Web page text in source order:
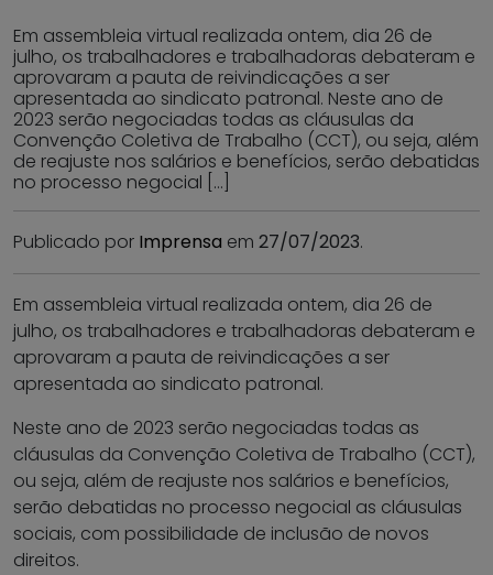
Em assembleia virtual realizada ontem, dia 26 de
julho, os trabalhadores e trabalhadoras debateram e
aprovaram a pauta de reivindicações a ser
apresentada ao sindicato patronal. Neste ano de
2023 serão negociadas todas as cláusulas da
Convenção Coletiva de Trabalho (CCT), ou seja, além
de reajuste nos salários e benefícios, serão debatidas
no processo negocial […]
Publicado por Imprensa em 27/07/2023.
Em assembleia virtual realizada ontem, dia 26 de
julho, os trabalhadores e trabalhadoras debateram e
aprovaram a pauta de reivindicações a ser
apresentada ao sindicato patronal.
Neste ano de 2023 serão negociadas todas as
cláusulas da Convenção Coletiva de Trabalho (CCT),
ou seja, além de reajuste nos salários e benefícios,
serão debatidas no processo negocial as cláusulas
sociais, com possibilidade de inclusão de novos
direitos.